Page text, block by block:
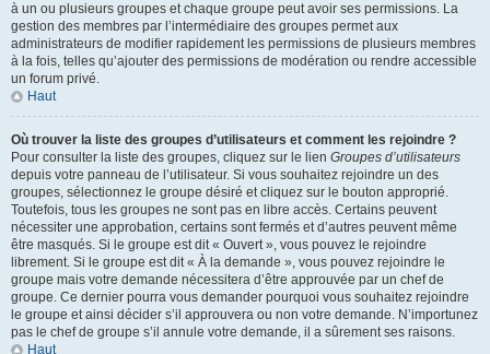
à un ou plusieurs groupes et chaque groupe peut avoir ses permissions. La
gestion des membres par l’intermédiaire des groupes permet aux
administrateurs de modifier rapidement les permissions de plusieurs membres
à la fois, telles qu’ajouter des permissions de modération ou rendre accessible
un forum privé.
Haut
Où trouver la liste des groupes d’utilisateurs et comment les rejoindre ?
Pour consulter la liste des groupes, cliquez sur le lien Groupes d’utilisateurs
depuis votre panneau de l’utilisateur. Si vous souhaitez rejoindre un des
groupes, sélectionnez le groupe désiré et cliquez sur le bouton approprié.
Toutefois, tous les groupes ne sont pas en libre accès. Certains peuvent
nécessiter une approbation, certains sont fermés et d’autres peuvent même
être masqués. Si le groupe est dit « Ouvert », vous pouvez le rejoindre
librement. Si le groupe est dit « À la demande », vous pouvez rejoindre le
groupe mais votre demande nécessitera d’être approuvée par un chef de
groupe. Ce dernier pourra vous demander pourquoi vous souhaitez rejoindre
le groupe et ainsi décider s’il approuvera ou non votre demande. N’importunez
pas le chef de groupe s’il annule votre demande, il a sûrement ses raisons.
Haut